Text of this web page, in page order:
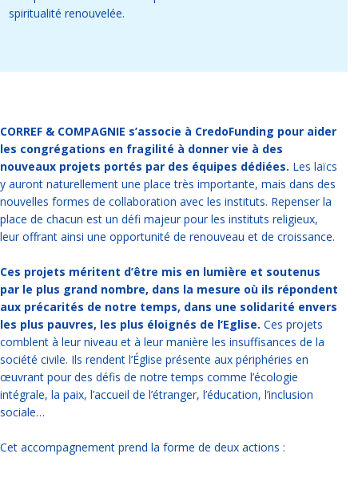
spiritualité renouvelée.
CORREF & COMPAGNIE s’associe à CredoFunding pour aider
les congrégations en fragilité à donner vie à des
nouveaux projets portés par des équipes dédiées. Les laïcs
y auront naturellement une place très importante, mais dans des
nouvelles formes de collaboration avec les instituts. Repenser la
place de chacun est un défi majeur pour les instituts religieux,
leur offrant ainsi une opportunité de renouveau et de croissance.
Ces projets méritent d’être mis en lumière et soutenus
par le plus grand nombre, dans la mesure où ils répondent
aux précarités de notre temps, dans une solidarité envers
les plus pauvres, les plus éloignés de l’Eglise. Ces projets
comblent à leur niveau et à leur manière les insuffisances de la
société civile. Ils rendent l’Église présente aux périphéries en
œuvrant pour des défis de notre temps comme l’écologie
intégrale, la paix, l’accueil de l’étranger, l’éducation, l’inclusion
sociale…
Cet accompagnement prend la forme de deux actions :